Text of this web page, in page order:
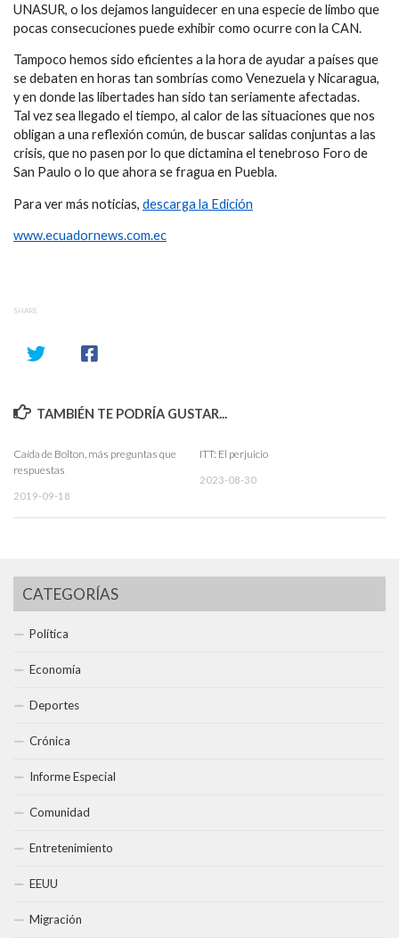
UNASUR, o los dejamos languidecer en una especie de limbo que
pocas consecuciones puede exhibir como ocurre con la CAN.
Tampoco hemos sido eficientes a la hora de ayudar a países que
se debaten en horas tan sombrías como Venezuela y Nicaragua,
y en donde las libertades han sido tan seriamente afectadas.
Tal vez sea llegado el tiempo, al calor de las situaciones que nos
obligan a una reflexión común, de buscar salidas conjuntas a las
crisis, que no pasen por lo que dictamina el tenebroso Foro de
San Paulo o lo que ahora se fragua en Puebla.
Para ver más noticias, descarga la Edición
www.ecuadornews.com.ec
SHARE
TAMBIÉN TE PODRÍA GUSTAR...
Caída de Bolton, más preguntas que
respuestas
2019-09-18
ITT: El perjuicio
2023-08-30
CATEGORÍAS
Política
Economía
Deportes
Crónica
Informe Especial
Comunidad
Entretenimiento
EEUU
Migración